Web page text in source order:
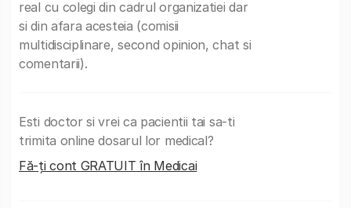
real cu colegi din cadrul organizatiei dar
si din afara acesteia (comisii
multidisciplinare, second opinion, chat si
comentarii).
Esti doctor si vrei ca pacientii tai sa-ti
trimita online dosarul lor medical?
Fă-ți cont GRATUIT în Medicai